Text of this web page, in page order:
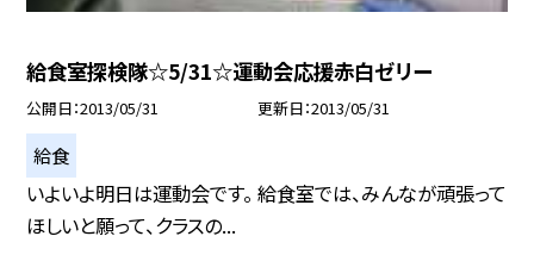
給食室探検隊☆5/31☆運動会応援赤白ゼリー
公開日 2013/05/31 更新日 2013/05/31
給食
いよいよ明日は運動会です。 給食室では、みんなが頑張って
ほしいと願って、クラスの...